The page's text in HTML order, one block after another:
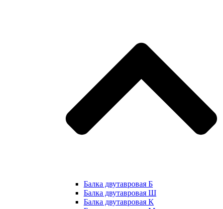
Балка двутавровая Б
Балка двутавровая Ш
Балка двутавровая К